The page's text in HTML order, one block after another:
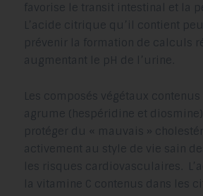
favorise le transit intestinal et la
L’acide citrique qu’il contient
prévenir la formation de calculs
augmentant le pH de l’urine.
Les composés végétaux
agrume (hespéridine et
protéger du « mauvais »
activement au style de vie sain
les risques cardiovasculaires.
la vitamine C contenus dans les